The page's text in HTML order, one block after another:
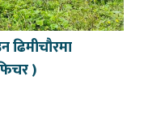
ढिमीचौरमा
)